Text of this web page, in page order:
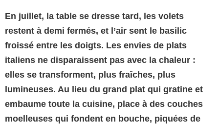
En juillet, la table se dresse tard, les volets
restent à demi fermés, et l’air sent le basilic
froissé entre les doigts. Les envies de plats
italiens ne disparaissent pas avec la chaleur :
elles se transforment, plus fraîches, plus
lumineuses. Au lieu du grand plat qui gratine et
embaume toute la cuisine, place à des couches
moelleuses qui fondent en bouche, piquées de